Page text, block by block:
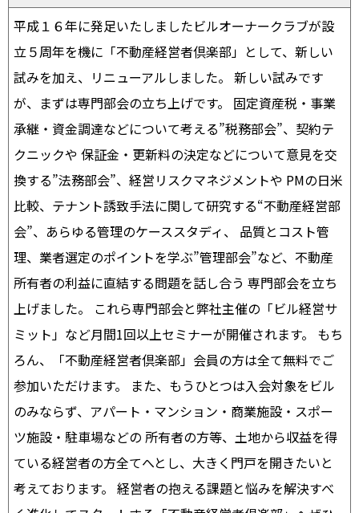
平成１６年に発足いたしましたビルオーナークラブが設
立５周年を機に「不動産経営者倶楽部」として、新しい
試みを加え、リニューアルしました。 新しい試みです
が、まずは専門部会の立ち上げです。 固定資産税・事業
承継・資金調達などについて考える”税務部会”、契約テ
クニックや 保証金・更新料の決定などについて意見を交
換する”法務部会”、経営リスクマネジメントや PMの日米
比較、テナント誘致手法に関して研究する“不動産経営部
会”、あらゆる管理のケーススタディ、 品質とコスト管
理、業者選定のポイントを学ぶ”管理部会”など、不動産
所有者の利益に直結する問題を話し合う 専門部会を立ち
上げました。 これら専門部会と弊社主催の「ビル経営サ
ミット」など月間1回以上セミナーが開催されます。 もち
ろん、「不動産経営者倶楽部」会員の方は全て無料でご
参加いただけます。 また、もうひとつは入会対象をビル
のみならず、アパート・マンション・商業施設・スポー
ツ施設・駐車場などの 所有者の方等、土地から収益を得
ている経営者の方全てへとし、大きく門戸を開きたいと
考えております。 経営者の抱える課題と悩みを解決すべ